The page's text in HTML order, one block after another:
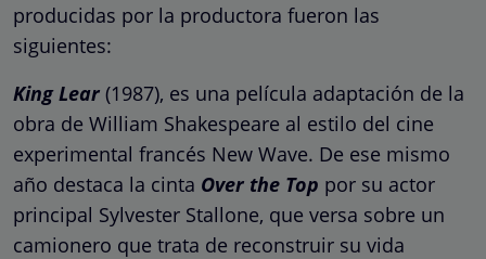
producidas por la productora fueron las
siguientes:
King Lear (1987), es una película adaptación de la
obra de William Shakespeare al estilo del cine
experimental francés New Wave. De ese mismo
año destaca la cinta Over the Top por su actor
principal Sylvester Stallone, que versa sobre un
camionero que trata de reconstruir su vida